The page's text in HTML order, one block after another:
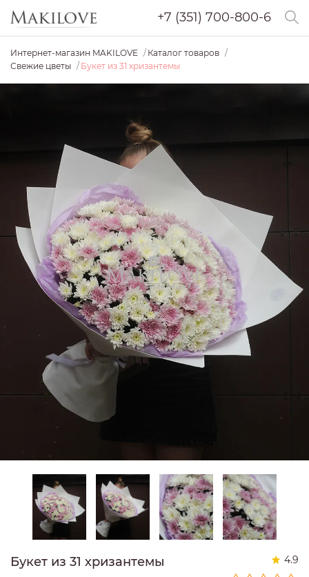
+7 (351) 700-800-6
Интернет-магазин MAKILOVE
Каталог товаров
Свежие цветы
Букет из 31 хризантемы
Букет из 31 хризантемы 4.9